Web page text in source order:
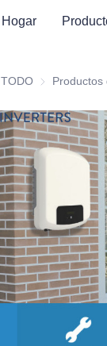
Hogar
TODO